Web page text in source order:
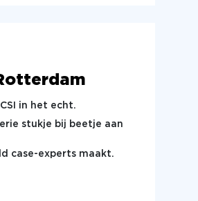
in het echt.
stukje bij beetje aan
case-experts maakt.